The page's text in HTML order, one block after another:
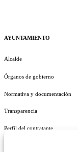
AYUNTAMIENTO
Alcalde
Órganos de gobierno
Normativa y documentación
Transparencia
Perfil del contratante